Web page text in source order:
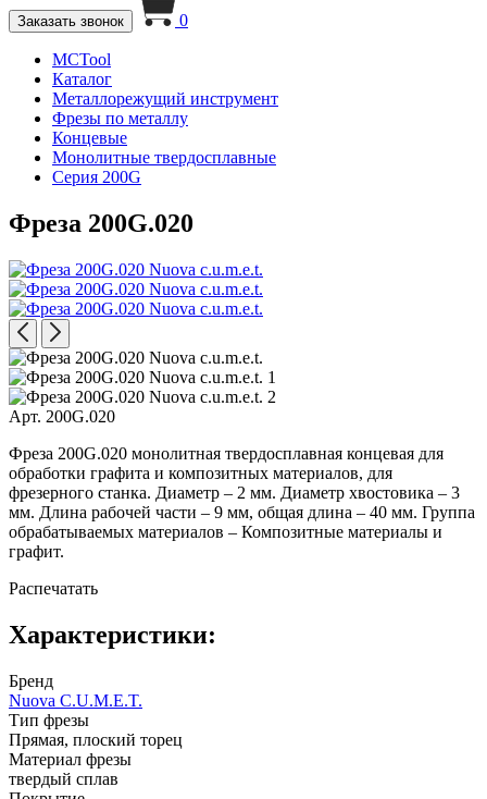
Заказать звонок 0
MCTool
Каталог
Металлорежущий инструмент
Фрезы по металлу
Концевые
Монолитные твердосплавные
Серия 200G
Фреза 200G.020
Арт. 200G.020
Фреза 200G.020 монолитная твердосплавная концевая для
обработки графита и композитных материалов, для
фрезерного станка. Диаметр – 2 мм. Диаметр хвостовика – 3
мм. Длина рабочей части – 9 мм, общая длина – 40 мм. Группа
обрабатываемых материалов – Композитные материалы и
графит.
Распечатать
Характеристики:
Бренд
Nuova C.U.M.E.T.
Тип фрезы
Прямая, плоский торец
Материал фрезы
твердый сплав